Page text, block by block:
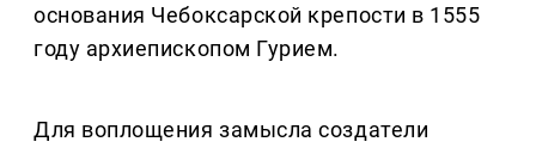
основания Чебоксарской крепости в 1555
году архиепископом Гурием.
Для воплощения замысла создатели